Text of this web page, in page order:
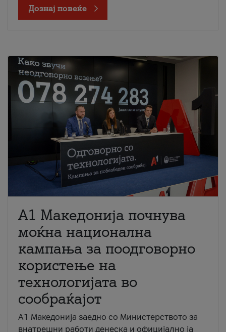
Дознај повеќе
A1 Македонија почнува
моќна национална
кампања за поодговорно
користење на
технологијата во
сообраќајот
A1 Македонија заедно со Министерството за
внатрешни работи денеска и официјално ја